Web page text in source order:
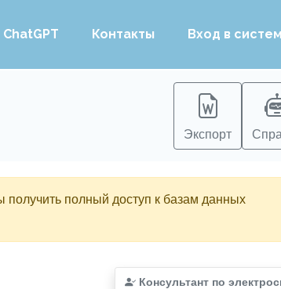
ChatGPT Контакты Вход в
Экспорт
получить полный доступ к базам данных
Консультант по